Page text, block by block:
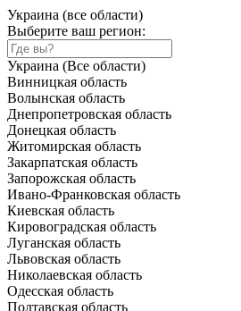
Украина (все области)
Выберите ваш регион:
Украина (Все области)
Винницкая область
Волынская область
Днепропетровская область
Донецкая область
Житомирская область
Закарпатская область
Запорожская область
Ивано-Франковская область
Киевская область
Кировоградская область
Луганская область
Львовская область
Николаевская область
Одесская область
Полтавская область